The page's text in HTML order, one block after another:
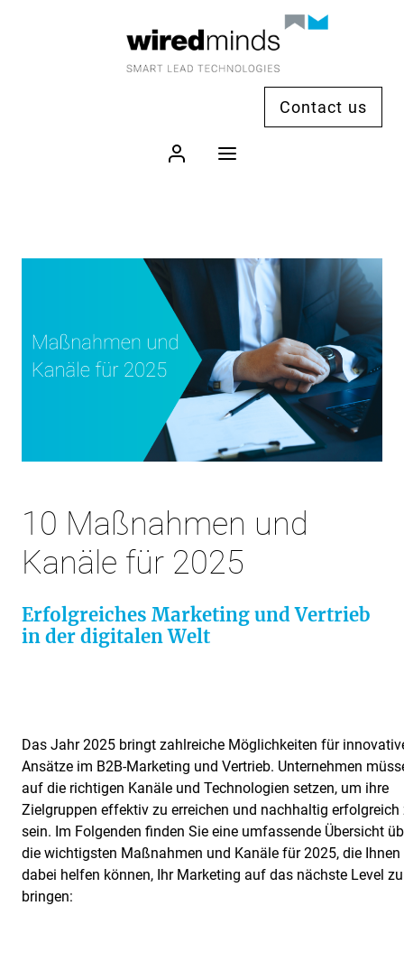
Contact us
10 Maßnahmen und
Kanäle für 2025
Erfolgreiches Marketing und Vertrieb
in der digitalen Welt
Das Jahr 2025 bringt zahlreiche Möglichkeiten für
Ansätze im B2B-Marketing und Vertrieb. Unternehmen
auf die richtigen Kanäle und Technologien setzen, um ihre
Zielgruppen effektiv zu erreichen und nachhaltig erfolgreich
sein. Im Folgenden finden Sie eine umfassende Übersicht
die wichtigsten Maßnahmen und Kanäle für 2025, die Ihnen
dabei helfen können, Ihr Marketing auf das nächste Level zu
bringen: